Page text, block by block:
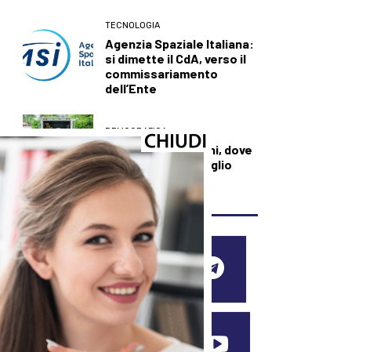
TECNOLOGIA
Agenzia Spaziale Italiana:
si dimette il CdA, verso il
commissariamento
dell’Ente
DEMOGRAFICA
L’Italia dei traslochi, dove
si va per vivere meglio
SEGUICI SUI SOCIAL